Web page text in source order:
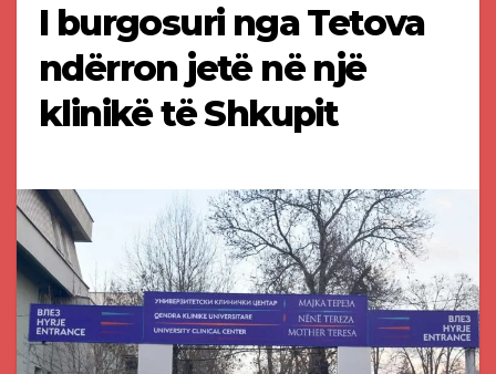
I burgosuri nga Tetova
ndërron jetë në një
klinikë të Shkupit